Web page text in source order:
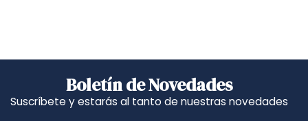
Boletín de Novedades
Suscríbete y estarás al tanto de nuestras novedades